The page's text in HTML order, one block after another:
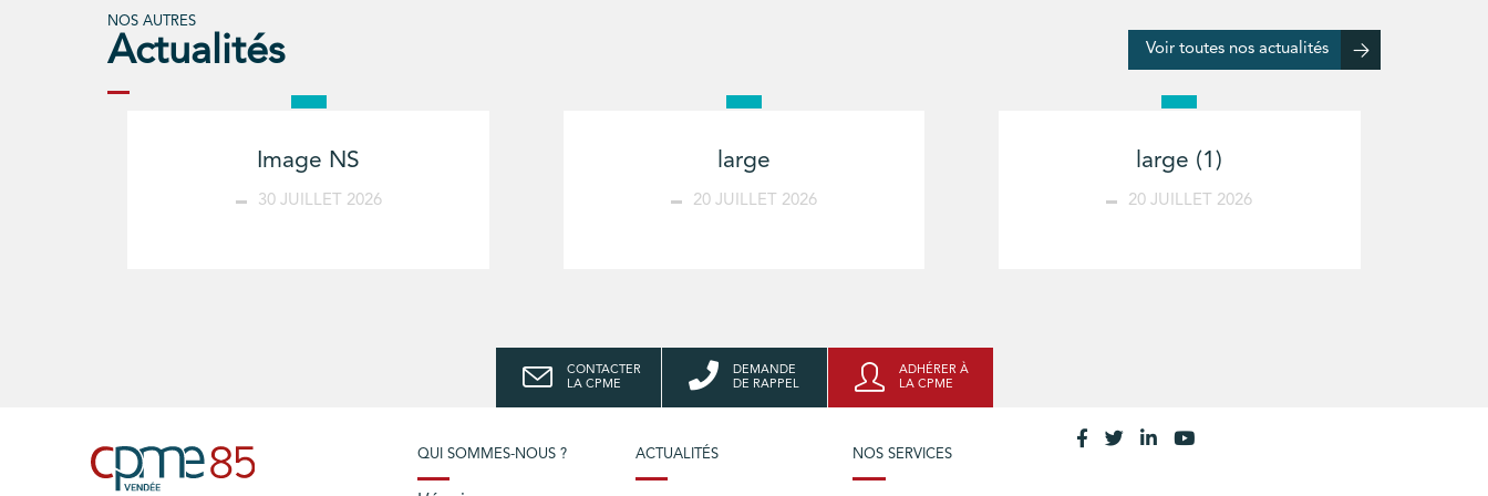
NOS AUTRES
Actualités Voir toutes nos actualités
Image NS
30 JUILLET 2026
large
20 JUILLET 2026
large (1)
20 JUILLET 2026
CONTACTER
LA CPME
DEMANDE
DE RAPPEL
ADHÉRER À
LA CPME
QUI SOMMES-NOUS ? ACTUALITÉS NOS SERVICES